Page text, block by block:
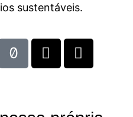
sustentáveis.